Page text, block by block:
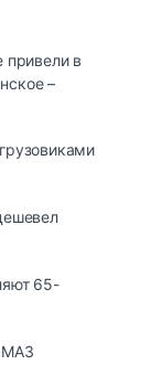
привели в
–
65-
МАЗ